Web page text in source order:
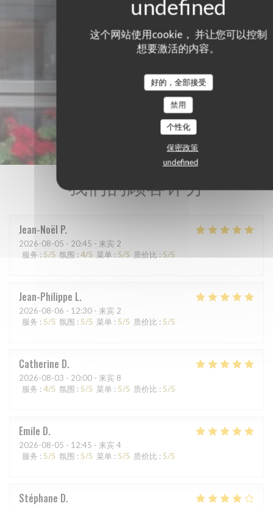
这个网站使用cookie， 并让您可以控制
想要激活的内容。
好的，全部接受
禁用
个性化
保密政策
undefined
我们的顾客评分
Jean-Noël P
2026-08-05 - 20:45 - 来宾 2
服务 : 5/5 氛围 : 4/5 菜单 : 5/5 质价比 : 5/5
Jean-Philippe L
2026-08-06 - 12:30 - 来宾 2
服务 : 5/5 氛围 : 5/5 菜单 : 5/5 质价比 : 5/5
Catherine D
2026-08-03 - 20:00 - 来宾 8
服务 : 4/5 氛围 : 5/5 菜单 : 5/5 质价比 : 5/5
Emile D
2026-08-05 - 12:45 - 来宾 4
服务 : 5/5 氛围 : 5/5 菜单 : 5/5 质价比 : 5/5
Stéphane D